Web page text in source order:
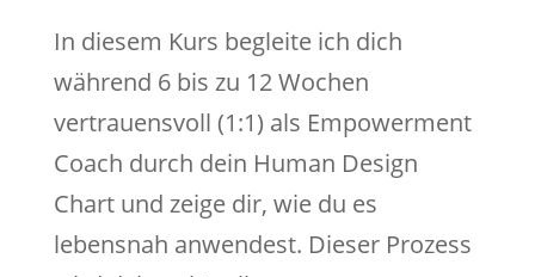
In diesem Kurs begleite ich dich
während 6 bis zu 12 Wochen
vertrauensvoll (1:1) als Empowerment
Coach durch dein Human Design
Chart und zeige dir, wie du es
lebensnah anwendest. Dieser Prozess